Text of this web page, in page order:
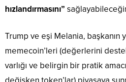
hızlandırmasını”
Trump ve eşi Melania, başkanın
memecoin’leri (değerlerini
varlığı ve belirgin bir pratik